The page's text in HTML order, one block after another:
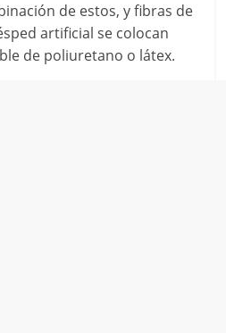
de estos, y fibras de
artificial se colocan
de poliuretano o látex.